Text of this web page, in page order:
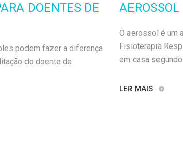
DOENTES DE
podem fazer a diferença
do doente de
AEROSSOL
O aerossol é um
Fisioterapia
em casa
LER MAIS